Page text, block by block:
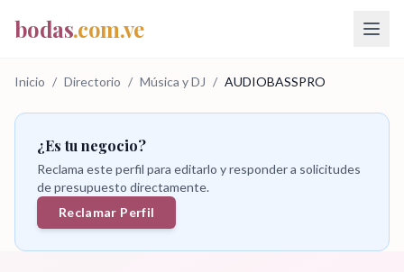
bodas.com.ve
Inicio / Directorio / Música y DJ / AUDIOBASSPRO
¿Es tu negocio?
Reclama este perfil para editarlo y responder a solicitudes
de presupuesto directamente.
Reclamar Perfil